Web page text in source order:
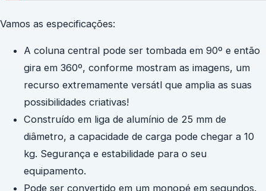
Vamos as especificações:
A coluna central pode ser tombada em 90º e então
gira em 360º, conforme mostram as imagens, um
recurso extremamente versátl que amplia as suas
possibilidades criativas!
Construído em liga de alumínio de 25 mm de
diâmetro, a capacidade de carga pode chegar a 10
kg. Segurança e estabilidade para o seu
equipamento.
Pode ser convertido em um monopé em segundos.